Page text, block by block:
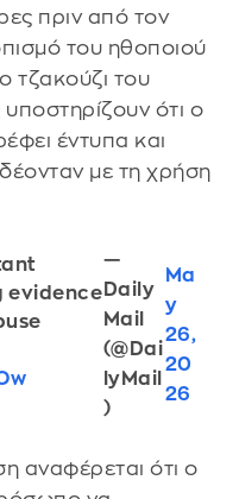
πριν από τον
του ηθοποιού
τζακούζι του
υποστηρίζουν ότι ο
έντυπα και
με τη χρήση
evidence
—
Daily
Mail
(@Dai
lyMail
)
Ma
y
26,
20
26
αναφέρεται ότι ο